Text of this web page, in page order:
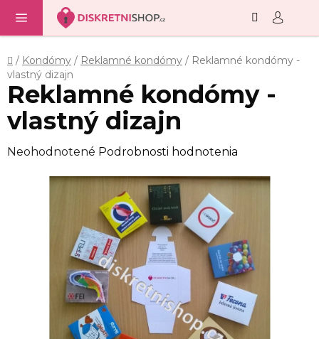
obsah
Domov
/ Kondómy / Reklamné kondómy / Reklamné kondómy -
vlastný dizajn
Reklamné kondómy -
vlastný dizajn
Priemerné
hviezdičiek.
Neohodnotené Podrobnosti hodnotenia